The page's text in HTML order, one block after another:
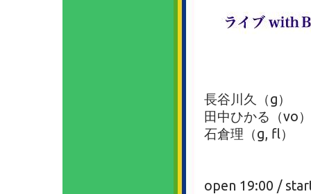
長谷川久（g）
田中ひかる（vo）
石倉理（g, fl）
open 19:00 /